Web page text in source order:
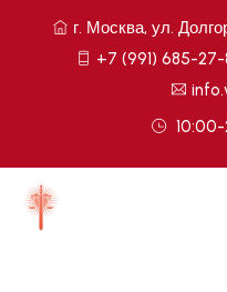
г. Москва, ул.
+7 (991) 685-27-